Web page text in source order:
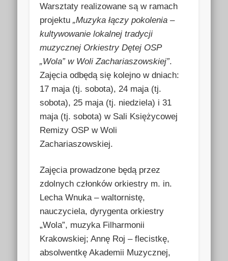
Warsztaty realizowane są w ramach
projektu„Muzyka łączy pokolenia –
kultywowanie lokalnej tradycji
muzycznej Orkiestry Dętej OSP
„Wola” w Woli Zachariaszowskiej”.
Zajęcia odbędą się kolejno w dniach:
17 maja (tj. sobota), 24 maja (tj.
sobota), 25 maja (tj. niedziela) i 31
maja (tj. sobota) w Sali Księżycowej
Remizy OSP w Woli
Zachariaszowskiej.
Zajęcia prowadzone będą przez
zdolnych członków orkiestry m. in.
Lecha Wnuka – waltornistę,
nauczyciela, dyrygenta orkiestry
„Wola”, muzyka Filharmonii
Krakowskiej; Annę Roj – flecistkę,
absolwentkę Akademii Muzycznej,